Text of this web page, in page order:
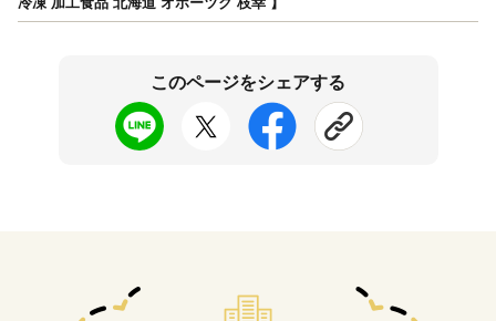
このページをシェアする